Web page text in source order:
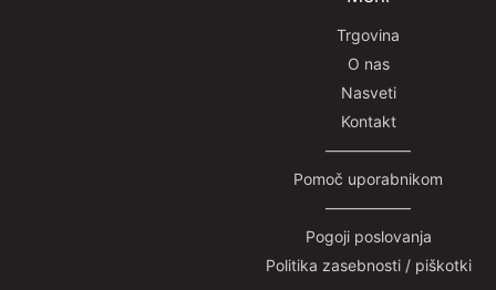
Trgovina
O nas
Nasveti
Kontakt
—————–
Pomoč uporabnikom
—————–
Pogoji poslovanja
Politika zasebnosti / piškotki